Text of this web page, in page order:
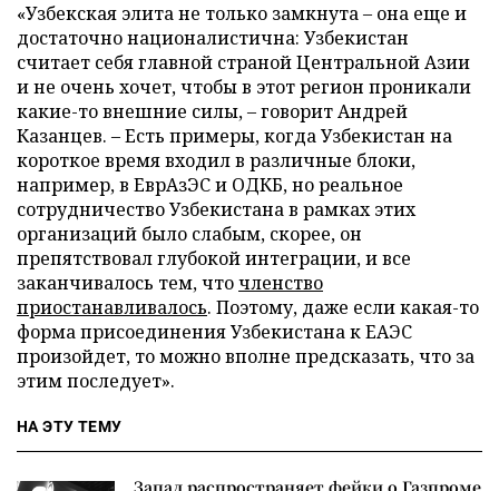
«Узбекская элита не только замкнута – она еще и
достаточно националистична: Узбекистан
считает себя главной страной Центральной Азии
и не очень хочет, чтобы в этот регион проникали
какие-то внешние силы, – говорит Андрей
Казанцев. – Есть примеры, когда Узбекистан на
короткое время входил в различные блоки,
например, в ЕврАзЭС и ОДКБ, но реальное
сотрудничество Узбекистана в рамках этих
организаций было слабым, скорее, он
препятствовал глубокой интеграции, и все
заканчивалось тем, чточленство
приостанавливалось. Поэтому, даже если какая-то
форма присоединения Узбекистана к ЕАЭС
произойдет, то можно вполне предсказать, что за
этим последует».
НА ЭТУ ТЕМУ
Запад распространяет фейки о Газпроме